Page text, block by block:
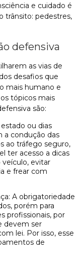
e cuidado é
trânsito: pedestres,
defensiva
as vias de
desafios que
mais humano e
tópicos mais
são:
a condução das
ao tráfego seguro,
ter acesso a dicas
evitar
e frear com
porém para
profissionais, por
devem ser
lei. Por isso, esse
de